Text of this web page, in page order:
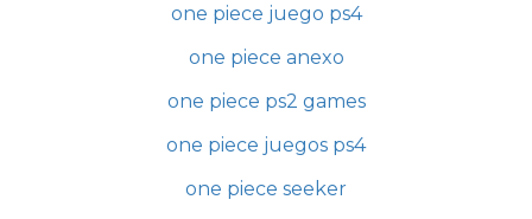
one piece juego ps4
one piece anexo
one piece ps2 games
one piece juegos ps4
one piece seeker